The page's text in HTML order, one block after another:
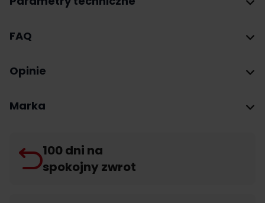
FAQ
Opinie
Marka
100 dni na
spokojny zwrot